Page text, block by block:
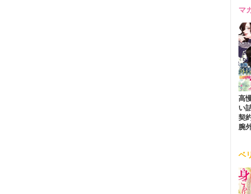
マ
高
い
契
腕
ベ